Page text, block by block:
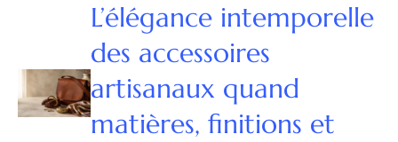
L’élégance intemporelle
des accessoires
artisanaux quand
matières, finitions et